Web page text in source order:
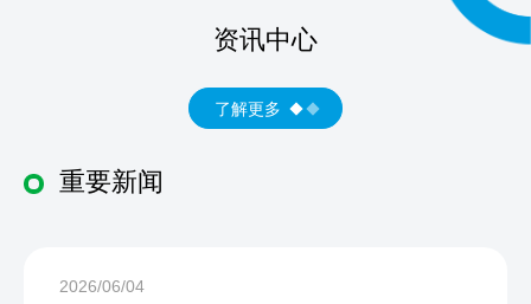
资讯中心
了解更多
重要新闻
2026/06/04